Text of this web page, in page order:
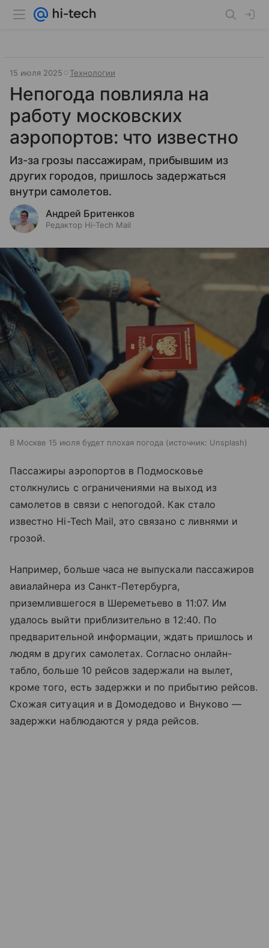
15 июля 2025 Технологии
Непогода повлияла на
работу московских
аэропортов: что известно
Из-за грозы пассажирам, прибывшим из
других городов, пришлось задержаться
внутри самолетов.
Андрей Бритенков
Редактор Hi-Tech Mail
В Москве 15 июля будет плохая погода источник: Unsplash
Пассажиры аэропортов в Подмосковье
столкнулись с ограничениями на выход из
самолетов в связи с непогодой. Как стало
известно Hi-Tech Mail, это связано с ливнями и
грозой.
Например, больше часа не выпускали пассажиров
авиалайнера из Санкт-Петербурга,
приземлившегося в Шереметьево в 11:07. Им
удалось выйти приблизительно в 12:40. По
предварительной информации, ждать пришлось и
людям в других самолетах. Согласно онлайн-
табло, больше 10 рейсов задержали на вылет,
кроме того, есть задержки и по прибытию рейсов.
Схожая ситуация и в Домодедово и Внуково —
задержки наблюдаются у ряда рейсов.